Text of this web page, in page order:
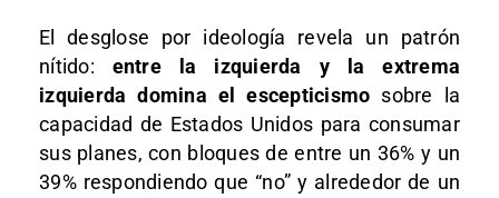
El desglose por ideología revela un patrón
nítido: entre la izquierda y la extrema
izquierda domina el escepticismo sobre la
capacidad de Estados Unidos para consumar
sus planes, con bloques de entre un 36% y un
39% respondiendo que “no” y alrededor de un